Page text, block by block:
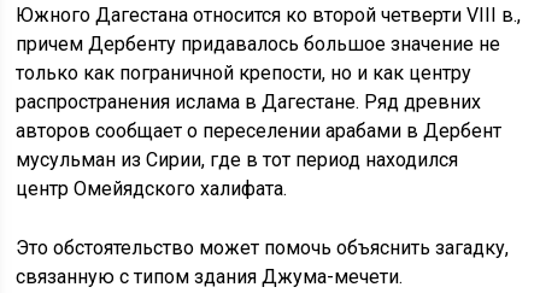
Южного Дагестана относится ко второй четверти VIII в.,
причем Дербенту придавалось большое значение не
только как пограничной крепости, но и как центру
распространения ислама в Дагестане. Ряд древних
авторов сообщает о переселении арабами в Дербент
мусульман из Сирии, где в тот период находился
центр Омейядского халифата.
Это обстоятельство может помочь объяснить загадку,
связанную с типом здания Джума-мечети.